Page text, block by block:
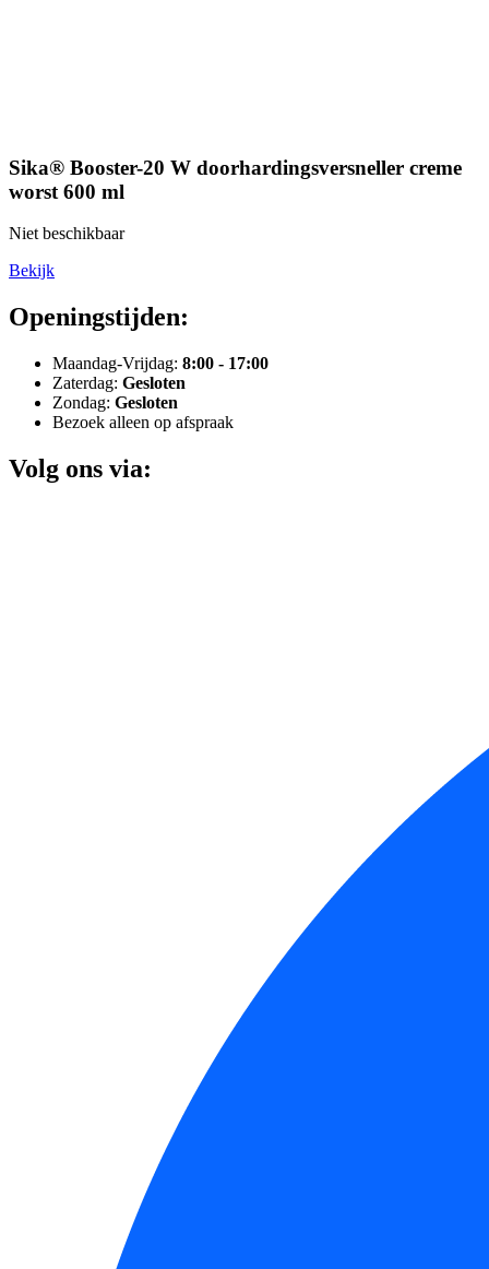
Sika® Booster-20 W doorhardingsversneller creme
worst 600 ml
Niet beschikbaar
Bekijk
Openingstijden:
Maandag-Vrijdag: 8:00 - 17:00
Zaterdag: Gesloten
Zondag: Gesloten
Bezoek alleen op afspraak
Volg ons via: